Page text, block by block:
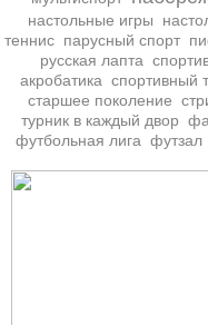
настольные игры
теннис парусный спорт
русская лапта
акробатика спортивный
старшее поколение
турник в каждый двор
футбольная лига футзал